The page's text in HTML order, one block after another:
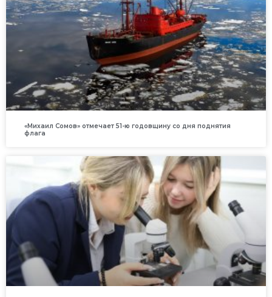
«Михаил Сомов» отмечает 51-ю годовщину со дня поднятия
флага